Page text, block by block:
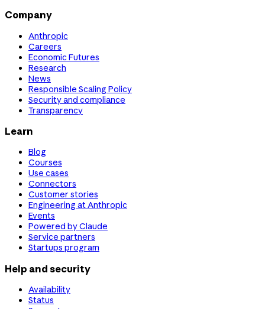
Company
Anthropic
Careers
Economic Futures
Research
News
Responsible Scaling Policy
Security and compliance
Transparency
Learn
Blog
Courses
Use cases
Connectors
Customer stories
Engineering at Anthropic
Events
Powered by Claude
Service partners
Startups program
Help and security
Availability
Status